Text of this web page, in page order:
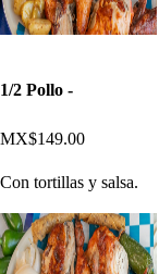
1/2 Pollo -
MX$149.00
Con tortillas y salsa.